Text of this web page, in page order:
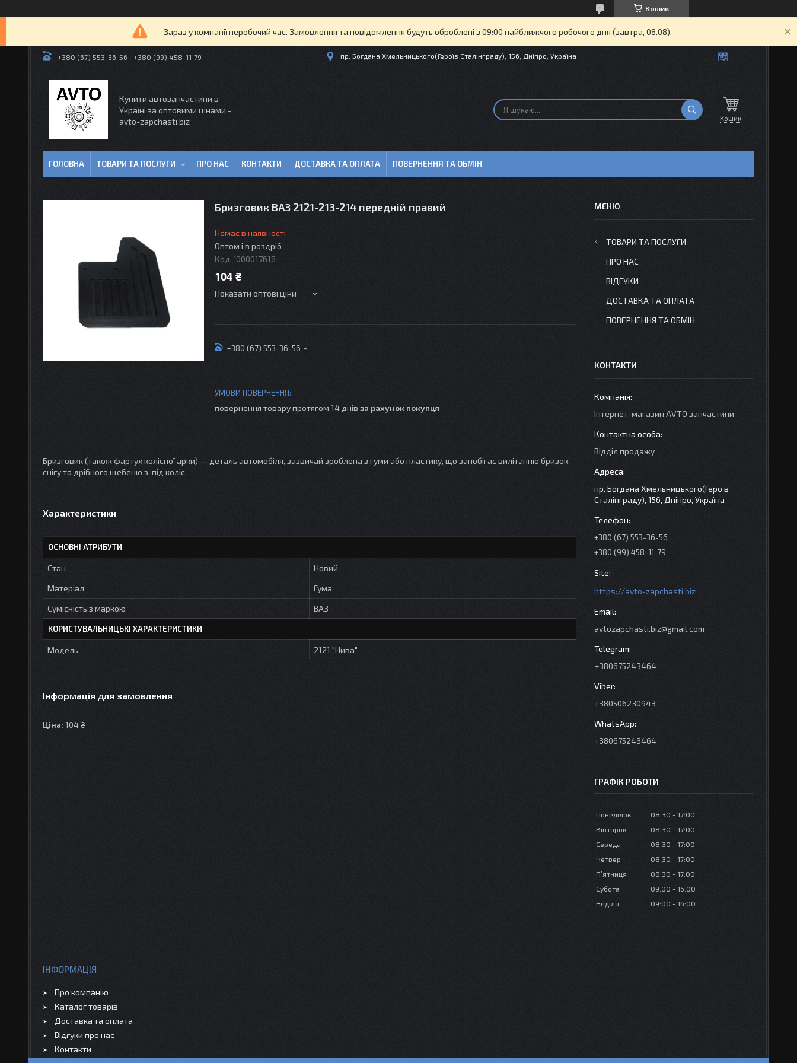
Кошик
Зараз у компанії неробочий час. Замовлення та повідомлення будуть оброблені з 09:00 найближчого робочого дня (завтра, 08.08).
+380 (67) 553-36-56 +380 (99) 458-11-79 пр. Богдана Хмельницького(Героїв Сталінграду), 156, Дніпро, Україна
Купити автозапчастини в
Україні за оптовими цінами -
avto-zapchasti.biz
Кошик
ГОЛОВНА ТОВАРИ ТА ПОСЛУГИ ПРО НАС КОНТАКТИ ДОСТАВКА ТА ОПЛАТА ПОВЕРНЕННЯ ТА ОБМІН
Бризговик ВАЗ 2121-213-214 передній правий
Немає в наявності
Оптом і в роздріб
Код: `000017618
104 ₴
Показати оптові ціни
+380 (67) 553-36-56
повернення товару протягом 14 днів за рахунок покупця
Бризговик (також фартух колісної арки) — деталь автомобіля, зазвичай зроблена з гуми або пластику, що запобігає вилітанню бризок,
снігу та дрібного щебеню з-під коліс.
Характеристики
ОСНОВНІ АТРИБУТИ
Стан
Новий
Матеріал
Гума
Сумісність з маркою
ВАЗ
КОРИСТУВАЛЬНИЦЬКІ ХАРАКТЕРИСТИКИ
Мoдель 2121 "Нива"
Інформація для замовлення
Ціна: 104 ₴
ТОВАРИ ТА ПОСЛУГИ
ПРО НАС
ВІДГУКИ
ДОСТАВКА ТА ОПЛАТА
ПОВЕРНЕННЯ ТА ОБМІН
КОНТАКТИ
Інтернет-магазин AVTO запчастини
Відділ продажу
пр. Богдана Хмельницького(Героїв
Сталінграду), 156, Дніпро, Україна
+380 (67) 553-36-56
+380 (99) 458-11-79
https://avto-zapchasti.biz
avtozapchasti.biz@gmail.com
+380675243464
+380506230943
+380675243464
ГРАФІК РОБОТИ
Понеділок 08:30
17:00
Вівторок
08:30
17:00
Середа
08:30
17:00
Четвер
08:30
17:00
Пʼятниця
08:30
17:00
Субота
09:00
16:00
Неділя
09:00 16:00
ІНФОРМАЦІЯ
Про компанію
Каталог товарів
Доставка та оплата
Відгуки про нас
Контакти